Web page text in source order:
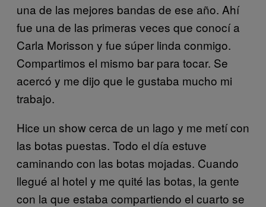
una de las mejores bandas de ese año. Ahí
fue una de las primeras veces que conocí a
Carla Morisson y fue súper linda conmigo.
Compartimos el mismo bar para tocar. Se
acercó y me dijo que le gustaba mucho mi
trabajo.
Hice un show cerca de un lago y me metí con
las botas puestas. Todo el día estuve
caminando con las botas mojadas. Cuando
llegué al hotel y me quité las botas, la gente
con la que estaba compartiendo el cuarto se